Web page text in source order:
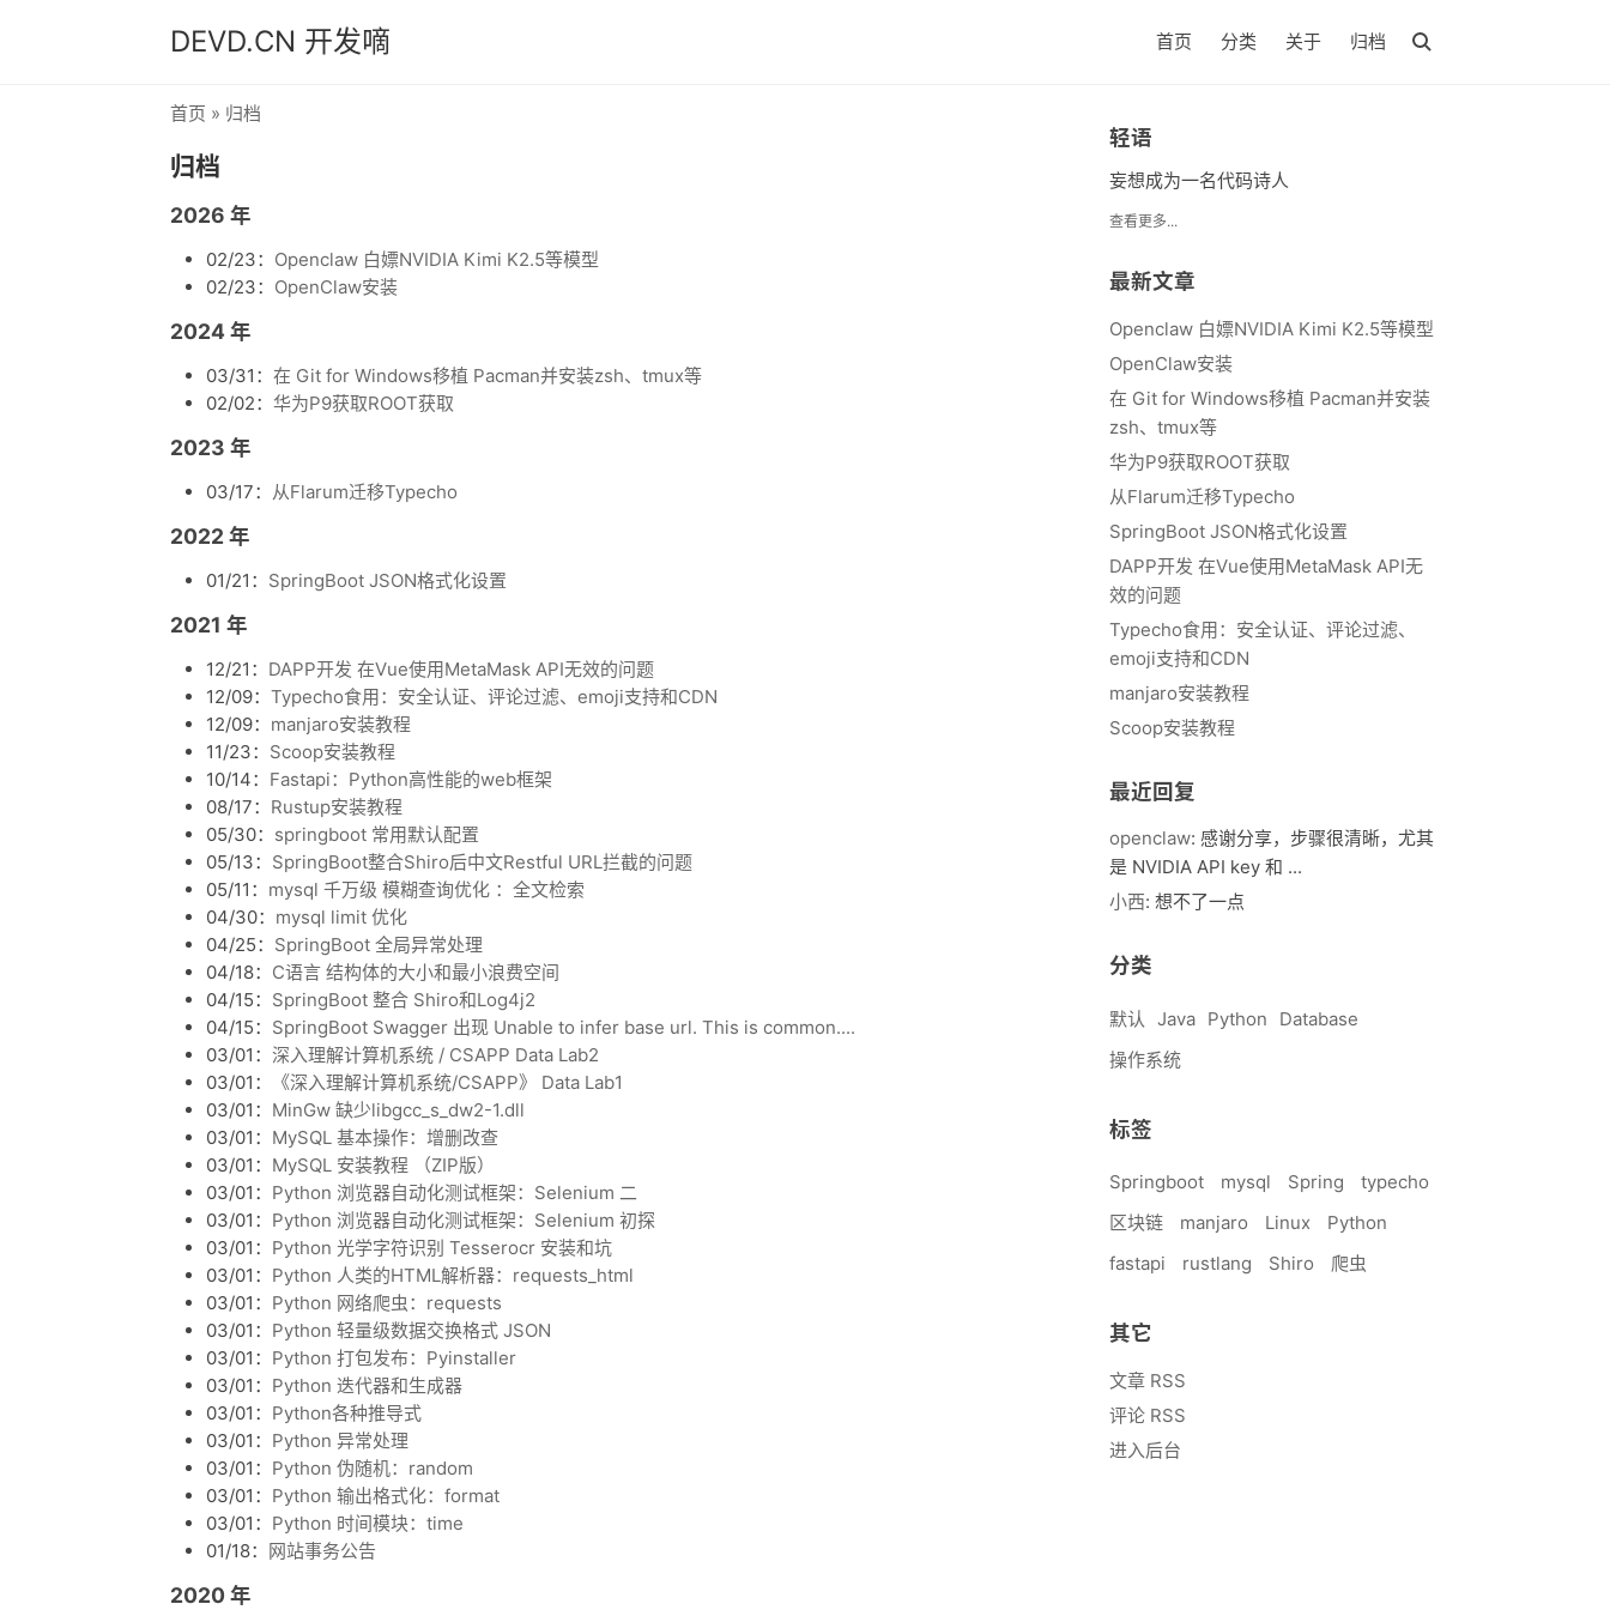
DEVD.CN 开发嘀 首页 分类 关于 归档
首页 » 归档
归档
2026 年
02/23： Openclaw 白嫖NVIDIA Kimi K2.5等模型
02/23： OpenClaw安装
2024 年
03/31： 在 Git for Windows移植 Pacman并安装zsh、tmux等
02/02： 华为P9获取ROOT获取
2023 年
03/17： 从Flarum迁移Typecho
2022 年
01/21： SpringBoot JSON格式化设置
2021 年
12/21： DAPP开发 在Vue使用MetaMask API无效的问题
12/09： Typecho食用：安全认证、评论过滤、emoji支持和CDN
12/09： manjaro安装教程
11/23： Scoop安装教程
10/14： Fastapi：Python高性能的web框架
08/17： Rustup安装教程
05/30： springboot 常用默认配置
05/13： SpringBoot整合Shiro后中文Restful URL拦截的问题
05/11： mysql 千万级 模糊查询优化 ：全文检索
04/30： mysql limit 优化
04/25： SpringBoot 全局异常处理
04/18： C语言 结构体的大小和最小浪费空间
04/15： SpringBoot 整合 Shiro和Log4j2
04/15： SpringBoot Swagger 出现 Unable to infer base url. This is common....
03/01： 深入理解计算机系统 / CSAPP Data Lab2
03/01：
《深入理解计算机系统/CSAPP》 Data Lab1
03/01： MinGw 缺少libgcc_s_dw2-1.dll
03/01： MySQL 基本操作：增删改查
03/01： MySQL 安装教程 （ZIP版）
03/01： Python 浏览器自动化测试框架：Selenium 二
03/01： Python 浏览器自动化测试框架：Selenium 初探
03/01： Python 光学字符识别 Tesserocr 安装和坑
03/01： Python 人类的HTML解析器：requests_html
03/01： Python 网络爬虫：requests
03/01： Python 轻量级数据交换格式 JSON
03/01： Python 打包发布：Pyinstaller
03/01： Python 迭代器和生成器
03/01： Python各种推导式
03/01： Python 异常处理
03/01： Python 伪随机：random
03/01： Python 输出格式化：format
03/01： Python 时间模块：time
01/18： 网站事务公告
2020 年
轻语
妄想成为一名代码诗人
查看更多...
最新文章
Openclaw 白嫖NVIDIA Kimi K2.5等模型
OpenClaw安装
在 Git for Windows移植 Pacman并安装
zsh、tmux等
华为P9获取ROOT获取
从Flarum迁移Typecho
SpringBoot JSON格式化设置
DAPP开发 在Vue使用MetaMask API无
效的问题
Typecho食用：安全认证、评论过滤、
emoji支持和CDN
manjaro安装教程
Scoop安装教程
最近回复
openclaw: 感谢分享，步骤很清晰，尤其
是 NVIDIA API key 和 ...
小西: 想不了一点
分类
默认 Java Python
Database
操作系统
标签
Springboot mysql Spring
typecho
区块链
manjaro Linux
Python
fastapi
rustlang Shiro 爬虫
其它
文章 RSS
评论 RSS
进入后台